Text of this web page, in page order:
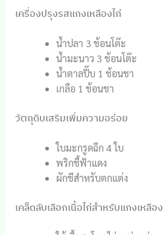
เครื่องปรุงรสแกงเหลืองไก่
น้ำปลา 3 ช้อนโต๊ะ
น้ำมะนาว 3 ช้อนโต๊ะ
น้ำตาลปี๊บ 1 ช้อนชา
เกลือ 1 ช้อนชา
วัตถุดิบเสริมเพิ่มความอร่อย
ใบมะกรูดฉีก 4 ใบ
พริกชี้ฟ้าแดง
ผักชีสำหรับตกแต่ง
เคล็ดลับเลือกเนื้อไก่สำหรับแกงเหลือง